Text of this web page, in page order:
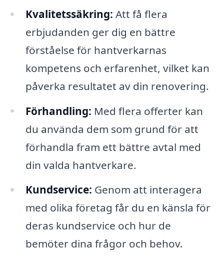
Kvalitetssäkring: Att få flera
erbjudanden ger dig en bättre
förståelse för hantverkarnas
kompetens och erfarenhet, vilket kan
påverka resultatet av din renovering.
Förhandling: Med flera offerter kan
du använda dem som grund för att
förhandla fram ett bättre avtal med
din valda hantverkare.
Kundservice: Genom att interagera
med olika företag får du en känsla för
deras kundservice och hur de
bemöter dina frågor och behov.